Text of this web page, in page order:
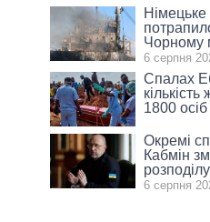
Чорному
6 серпня
Спалах
1800 осіб
Окремі
Кабмін
6 серпня